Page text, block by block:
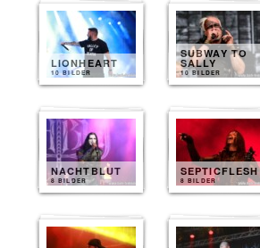
LIONHEART
10 BILDER
SUBWAY TO
SALLY
10 BILDER
NACHTBLUT
8 BILDER
SEPTICFLESH
8 BILDER